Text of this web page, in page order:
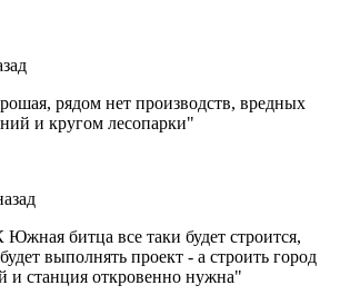
рядом нет производств, вредных
и кругом лесопарки"
битца все таки будет строится,
выполнять проект - а строить город
и станция откровенно нужна"